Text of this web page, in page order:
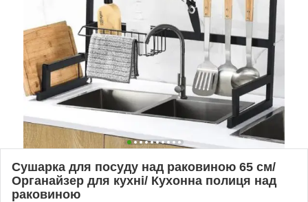
Сушарка для посуду над раковиною 65 см/
Органайзер для кухні/ Кухонна полиця над
раковиною